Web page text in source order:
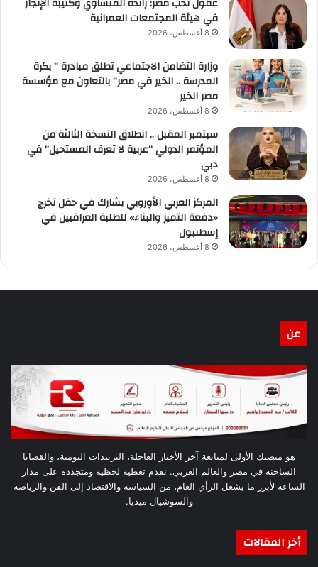
في هيئة المجتمعات العمرانية
8 أغسطس، 2026
وزارة التضامن الاجتماعي تطلق مبادرة ” بكرة
المدرسة .. الخير في مصر” بالتعاون مع مؤسسة
مصر الخير
8 أغسطس، 2026
سبتمبر المقبل .. انطلاق النسخة الثالثة من
المؤتمر الدولي “عربية لا تعرف المستحيل” في
دبي
8 أغسطس، 2026
المركز العربي الأوروبي يشارك في حفل تخرج
«دفعة التميز والبناء» للطلبة العراقيين في
إسطنبول
8 أغسطس، 2026
عن
هو منصتك الأولى لمتابعة آخر الأخبار العاجلة، التريندات اليومية، والقضايا
الساخنة في مصر والعالم العربي. نقدم تغطية لحظية ومتجددة على مدار
الساعة لأبرز ما يشغل الرأي العام، من السياسة والاقتصاد إلى الفن والرياضة
والسوشيال ميديا.
أخر المقالات